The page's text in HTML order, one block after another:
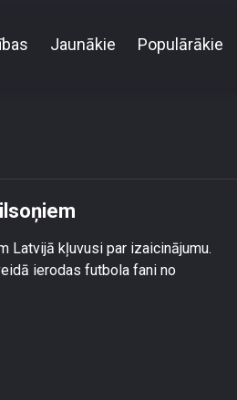
Jaunākie Populārākie
Latvijā kļuvusi par izaicinājumu.
ierodas futbola fani no